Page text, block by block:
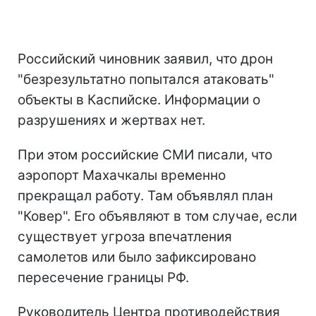
Российский чиновник заявил, что дрон
"безрезультатно попытался атаковать"
объекты в Каспийске. Информации о
разрушениях и жертвах нет.
При этом российские СМИ писали, что
аэропорт Махачкалы временно
прекращал работу. Там объявлял план
"Ковер". Его объявляют в том случае, если
существует угроза впечатления
самолетов или было зафиксировано
пересечение границы РФ.
Руководитель Центра противодействия